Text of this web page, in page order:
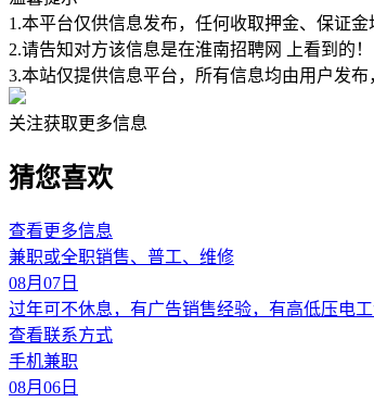
1.本平台仅供信息发布，任何收取押金、保证
2.请告知对方该信息是在淮南招聘网
上看到的！
3.本站仅提供信息平台，所有信息均由用户发
关注获取更多信息
猜您喜欢
查看更多信息
兼职或全职销售、普工、维修
08月07日
过年可不休息，有广告销售经验，有高低压电
查看联系方式
手机兼职
08月06日